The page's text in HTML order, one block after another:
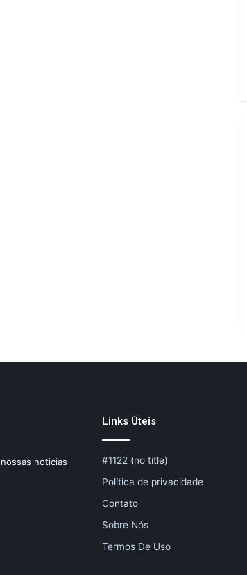
noticias
Links Úteis
#1122 (no title)
Política de privacidade
Contato
Sobre Nós
Termos De Uso